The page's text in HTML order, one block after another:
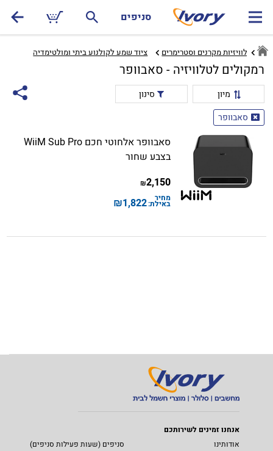
סניפים
טלוויזיות מקרנים וסטרימרים‏ ציוד שמע לקולנוע ביתי ומולטימדיה‏
רמקולים לטלוויזיה - סאבוופר
מיון
סינון
סאבוופר
סאבוופר אלחוטי חכם WiiM Sub Pro
בצבע שחור
2,150
₪
מחיר
באילת:1,822
₪
אנחנו זמינים לשירותכם
אודותינו
סניפים (שעות פעילות סניפים)